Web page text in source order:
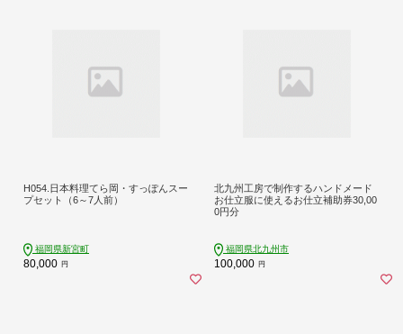
H054.日本料理てら岡・すっぽんスー
プセット（6～7人前）
福岡県新宮町
80,000 円
北九州工房で制作するハンドメード
お仕立服に使えるお仕立補助券30,00
0円分
福岡県北九州市
100,000 円